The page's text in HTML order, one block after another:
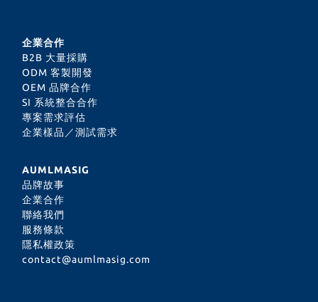
企業合作
B2B 大量採購
ODM 客製開發
OEM 品牌合作
SI 系統整合合作
專案需求評估
企業樣品／測試需求
AUMLMASIG
品牌故事
企業合作
聯絡我們
服務條款
隱私權政策
contact@aumlmasig.com